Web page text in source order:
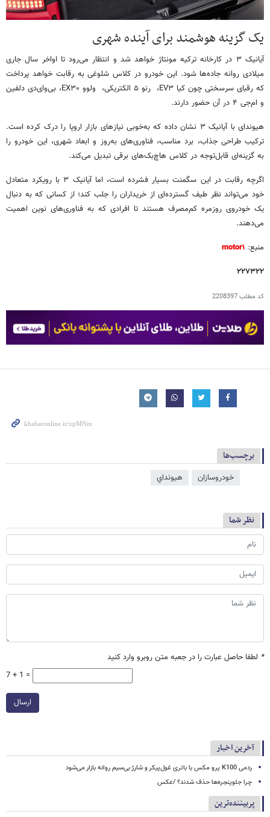
یک گزینه هوشمند برای آینده شهری
آیانیک ۳ در کارخانه ترکیه مونتاژ خواهد شد و انتظار می‌رود تا اواخر سال جاری
میلادی روانه جاده‌ها شود. این خودرو در کلاس شلوغی به رقابت خواهد پرداخت
که رقبای سرسختی چون کیا EV۳، رنو ۵ الکتریکی، ولوو EX۳۰، بی‌وای‌دی دلفین
و ام‌جی ۴ در آن حضور دارند.
هیوندای با آیانیک ۳ نشان داده که به‌خوبی نیازهای بازار اروپا را درک کرده است.
ترکیب طراحی جذاب، برد مناسب، فناوری‌های به‌روز و ابعاد شهری، این خودرو را
به گزینه‌ای قابل‌توجه در کلاس هاچ‌بک‌های برقی تبدیل می‌کند.
اگرچه رقابت در این سگمنت بسیار فشرده است، اما آیانیک ۳ با رویکرد متعادل
خود می‌تواند نظر طیف گسترده‌ای از خریداران را جلب کند؛ از کسانی که به دنبال
یک خودروی روزمره کم‌مصرف هستند تا افرادی که به فناوری‌های نوین اهمیت
می‌دهند.
منبع: motor۱
۲۲۷۳۲۲
کد مطلب2208397
برچسب‌ها
خودروسازان هيونداي
نظر شما
* لطفا حاصل عبارت را در جعبه متن روبرو وارد کنید
7 + 1 =
ارسال
آخرین اخبار
ردمی K100 پرو مکس با باتری غول‌پیکر و شارژ بی‌سیم روانه بازار می‌شود
چرا جلوپنجره‌ها حذف شدند؟ /عکس
پربیننده‌ترین